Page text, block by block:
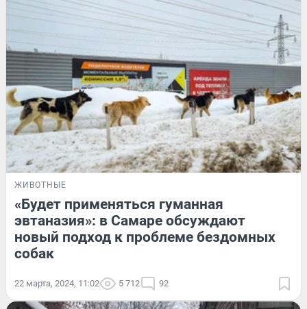
ЖИВОТНЫЕ
«Будет применяться гуманная
эвтаназия»: в Самаре обсуждают
новый подход к проблеме бездомных
собак
22 марта, 2024, 11:02 5 712 92